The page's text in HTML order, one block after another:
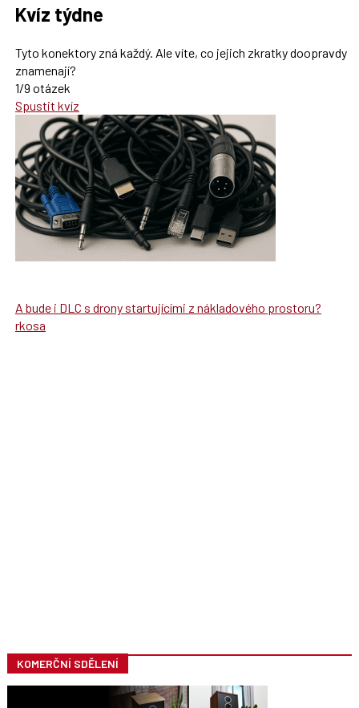
Kvíz týdne
Tyto konektory zná každý. Ale víte, co jejich zkratky doopravdy
znamenají?
1/9 otázek
Spustit kvíz
A bude i DLC s drony startujícími z nákladového prostoru?
rkosa
KOMERČNÍ SDĚLENÍ